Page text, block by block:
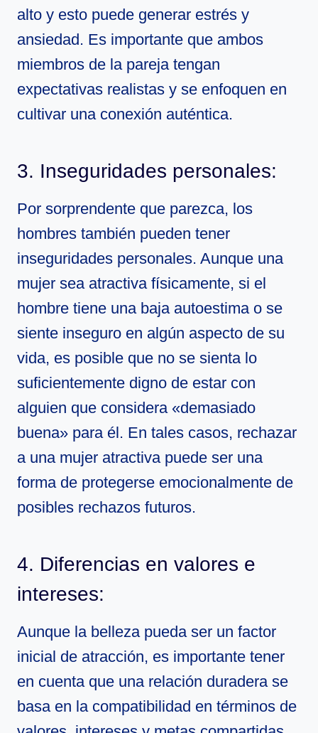
alto y esto puede generar estrés y
ansiedad. Es importante que ambos
miembros de la pareja tengan
expectativas realistas y se enfoquen en
cultivar una conexión auténtica.
3. Inseguridades personales:
Por sorprendente que parezca, los
hombres también pueden tener
inseguridades personales. Aunque una
mujer sea atractiva físicamente, si el
hombre tiene una baja autoestima o se
siente inseguro en algún aspecto de su
vida, es posible que no se sienta lo
suficientemente digno de estar con
alguien que considera «demasiado
buena» para él. En tales casos, rechazar
a una mujer atractiva puede ser una
forma de protegerse emocionalmente de
posibles rechazos futuros.
4. Diferencias en valores e
intereses:
Aunque la belleza pueda ser un factor
inicial de atracción, es importante tener
en cuenta que una relación duradera se
basa en la compatibilidad en términos de